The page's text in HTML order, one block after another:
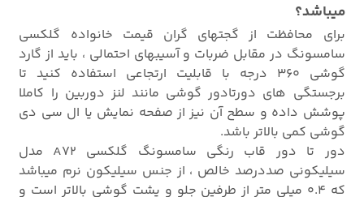
میباشد؟
برای محافظت از گجتهای گران قیمت خانواده گلکسی
سامسونگ در مقابل ضربات و آسیبهای احتمالی ، باید از گارد
گوشی
360 درجه با قابلیت ارتجاعی استفاده کنید تا
برجستگی های دورتادور گوشی مانند لنز دوربین را کاملا
پوشش داده و سطح آن نیز از صفحه نمایش یا ال سی دی
گوشی کمی بالاتر باشد.
دور تا دور قاب رنگی سامسونگ گلکسی A72 مدل
سیلیکونی صددرصد خالص ، از جنس سیلیکون نرم میباشد
که 0.4 میلی متر از طرفین جلو و پشت گوشی بالاتر است و